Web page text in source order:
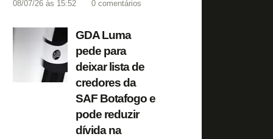
08/07/26 às 15:52 0 comentários
GDA Luma
pede para
deixar lista de
credores da
SAF Botafogo e
pode reduzir
dívida na